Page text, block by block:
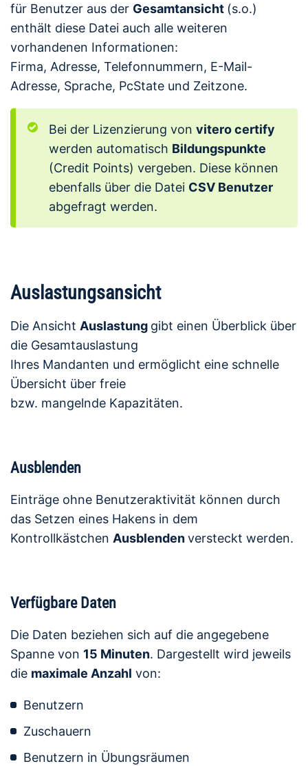
für Benutzer aus der Gesamtansicht (s.o.)
enthält diese Datei auch alle weiteren
vorhandenen Informationen:
Firma, Adresse, Telefonnummern, E-Mail-
Adresse, Sprache, PcState und Zeitzone.
Bei der Lizenzierung von vitero certify
werden automatisch Bildungspunkte
(Credit Points) vergeben. Diese können
ebenfalls über die Datei CSV Benutzer
abgefragt werden.
Auslastungsansicht
Die Ansicht Auslastung gibt einen Überblick über
die Gesamtauslastung
Ihres Mandanten und ermöglicht eine schnelle
Übersicht über freie
bzw. mangelnde Kapazitäten.
Ausblenden
Einträge ohne Benutzeraktivität können durch
das Setzen eines Hakens in dem
Kontrollkästchen Ausblendenversteckt werden.
Verfügbare Daten
Die Daten beziehen sich auf die angegebene
Spanne von 15 Minuten. Dargestellt wird jeweils
die maximale Anzahl von:
Benutzern
Zuschauern
Benutzern in Übungsräumen